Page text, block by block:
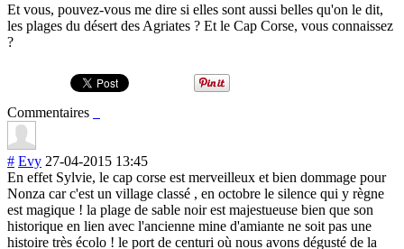
Et vous, pouvez-vous me dire si elles sont aussi belles qu'on le dit,
les plages du désert des Agriates ? Et le Cap Corse, vous connaissez
?
Commentaires
# Evy 27-04-2015 13:45
En effet Sylvie, le cap corse est merveilleux et bien dommage pour
Nonza car c'est un village classé , en octobre le silence qui y règne
est magique ! la plage de sable noir est majestueuse bien que son
historique en lien avec l'ancienne mine d'amiante ne soit pas une
histoire très écolo ! le port de centuri où nous avons dégusté de la